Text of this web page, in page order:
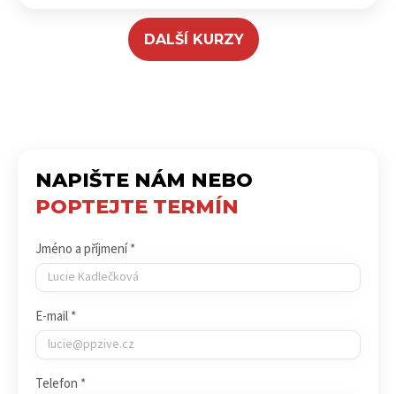
DALŠÍ KURZY
NAPIŠTE NÁM NEBO
POPTEJTE TERMÍN
Jméno a příjmení *
E-mail *
Telefon *